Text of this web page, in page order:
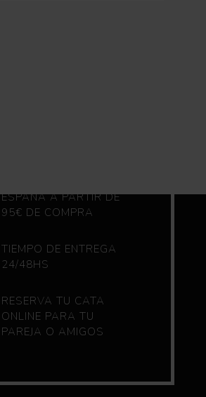
ESPAÑA A PARTIR DE
95€ DE COMPRA
TIEMPO DE ENTREGA
24/48HS
RESERVA TU CATA
ONLINE PARA TU
PAREJA O AMIGOS